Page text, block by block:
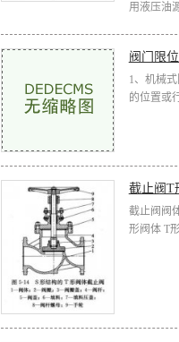
用液压油
阀门限
1、机械
的位置或
截止阀T
截止阀阀
形阀体 T